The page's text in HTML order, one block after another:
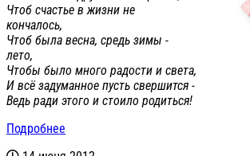
Чтоб счастье в жизни не
кончалось,
Чтоб была весна, средь зимы -
лето,
Чтобы было много радости и света,
И всё задуманное пусть свершится -
Ведь ради этого и стоило родиться!
Подробнее